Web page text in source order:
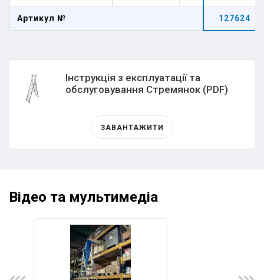
Артикул № 127624
Інструкція з експлуатації та
обслуговування Стремянок (PDF)
ЗАВАНТАЖИТИ
Відео та мультимедіа